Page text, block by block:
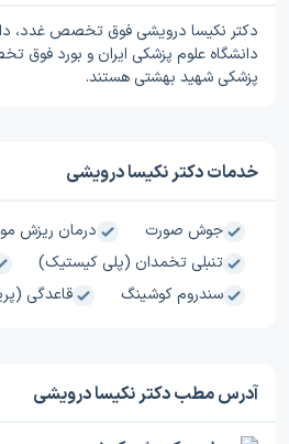
دکتر نکیسا درویشی فوق تخصص غدد،
دانشگاه علوم پزشکی ایران و بورد فوق
پزشکی شهید بهشتی هستند.
خدمات دکتر نکیسا درویشی
جوش صورت
درمان ریزش مو
تنبلی تخمدان (پلی کیستیک)
سندروم کوشینگ
قاعدگی
آدرس مطب دکتر نکیسا درویشی